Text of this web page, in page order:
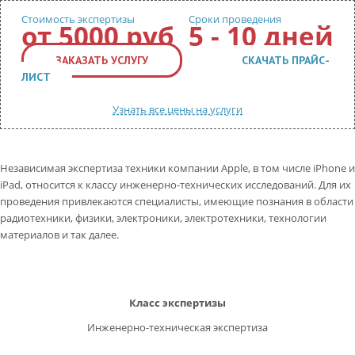
ВИДЫ ЭКСПЕРТИЗ
ОБ ОРГАНИЗАЦИИ
КОНТАКТЫ
Обратный звонок
Стоимость экспертизы
от 5000 руб Сроки проведения
5 - 10 дней
ЗАКАЗАТЬ УСЛУГУ
СКАЧАТЬ ПРАЙС-
ЛИСТ
Узнать все цены на услуги
Независимая экспертиза техники компании Apple, в том числе iPhone и
iPad, относится к классу инженерно-технических исследований. Для их
проведения привлекаются специалисты, имеющие познания в области
радиотехники, физики, электроники, электротехники, технологии
материалов и так далее.
Класс экспертизы
Инженерно-техническая экспертиза